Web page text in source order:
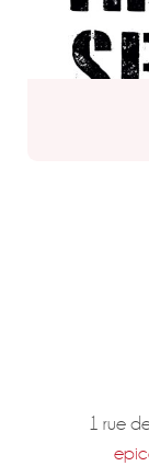
1 rue